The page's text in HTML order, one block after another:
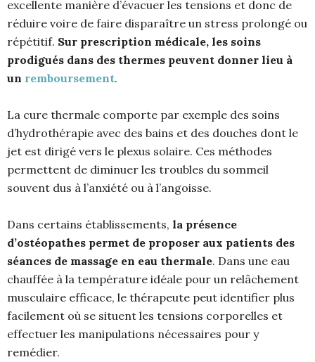
excellente manière d’évacuer les tensions et donc de
réduire voire de faire disparaître un stress prolongé ou
répétitif. Sur prescription médicale, les soins
prodigués dans des thermes peuvent donner lieu à
un remboursement.
La cure thermale comporte par exemple des soins
d’hydrothérapie avec des bains et des douches dont le
jet est dirigé vers le plexus solaire. Ces méthodes
permettent de diminuer les troubles du sommeil
souvent dus à l’anxiété ou à l’angoisse.
Dans certains établissements, la présence
d’ostéopathes permet de proposer aux patients des
séances de massage en eau thermale. Dans une eau
chauffée à la température idéale pour un relâchement
musculaire efficace, le thérapeute peut identifier plus
facilement où se situent les tensions corporelles et
effectuer les manipulations nécessaires pour y
remédier.